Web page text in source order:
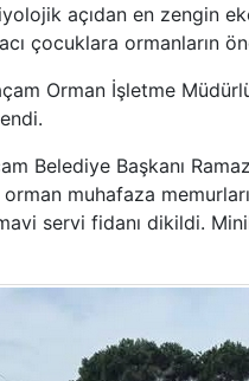
açıdan en zengin
çocuklara ormanların
Orman İşletme
Belediye Başkanı
muhafaza memurları
servi fidanı dikildi.